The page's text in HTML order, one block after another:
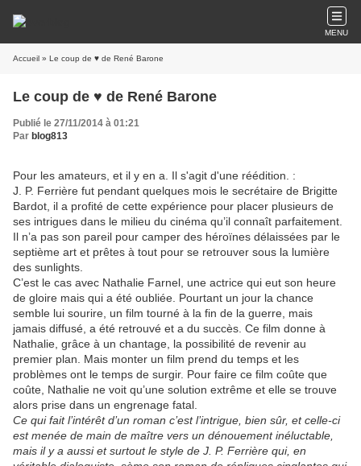
MENU
Accueil » Le coup de ♥ de René Barone
Le coup de ♥ de René Barone
Publié le 27/11/2014 à 01:21
Par blog813
Pour les amateurs, et il y en a. Il s'agit d'une réédition. :
J. P. Ferrière fut pendant quelques mois le secrétaire de Brigitte
Bardot, il a profité de cette expérience pour placer plusieurs de
ses intrigues dans le milieu du cinéma qu’il connaît parfaitement.
Il n’a pas son pareil pour camper des héroïnes délaissées par le
septième art et prêtes à tout pour se retrouver sous la lumière
des sunlights.
C’est le cas avec Nathalie Farnel, une actrice qui eut son heure
de gloire mais qui a été oubliée. Pourtant un jour la chance
semble lui sourire, un film tourné à la fin de la guerre, mais
jamais diffusé, a été retrouvé et a du succès. Ce film donne à
Nathalie, grâce à un chantage, la possibilité de revenir au
premier plan. Mais monter un film prend du temps et les
problèmes ont le temps de surgir. Pour faire ce film coûte que
coûte, Nathalie ne voit qu’une solution extrême et elle se trouve
alors prise dans un engrenage fatal.
Ce qui fait l’intérêt d’un roman c’est l’intrigue, bien sûr, et celle-ci
est menée de main de maître vers un dénouement inéluctable,
mais il y a aussi et surtout le style de J. P. Ferrière qui, en